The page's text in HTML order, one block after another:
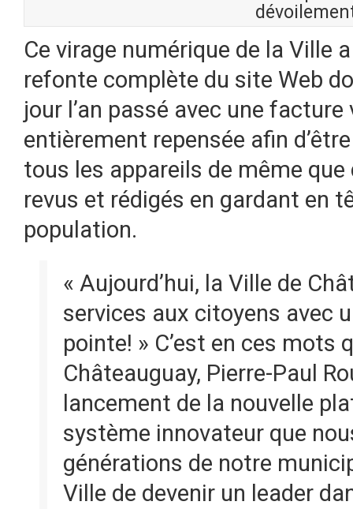
Ce virage numérique de la Ville
refonte complète du site Web
jour l’an passé avec une
entièrement repensée afin
tous les appareils de même
revus et rédigés en gardant en
population.
« Aujourd’hui, la Ville de
services aux citoyens avec
pointe! » C’est en ces mots
Châteauguay, Pierre-Paul
lancement de la nouvelle
système innovateur que
générations de notre
Ville de devenir un leader